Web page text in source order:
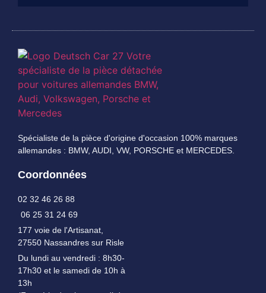
Spécialiste de la pièce d'origine d'occasion 100% marques
allemandes : BMW, AUDI, VW, PORSCHE et MERCEDES.
Coordonnées
02 32 46 26 88
06 25 31 24 69
177 voie de l'Artisanat,
27550 Nassandres sur Risle
Du lundi au vendredi : 8h30-
17h30 et le samedi de 10h à
13h